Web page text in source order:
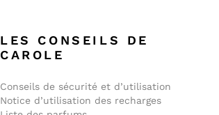
LES CONSEILS DE
CAROLE
Conseils de sécurité et d’utilisation
Notice d’utilisation des recharges